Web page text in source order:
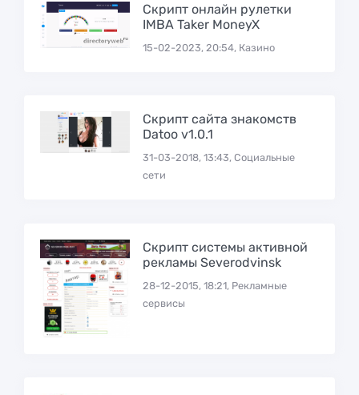
Скрипт онлайн рулетки
IMBA Taker MoneyX
15-02-2023, 20:54, Казино
Скрипт сайта знакомств
Datoo v1.0.1
31-03-2018, 13:43, Социальные
сети
Скрипт системы активной
рекламы Severodvinsk
28-12-2015, 18:21, Рекламные
сервисы